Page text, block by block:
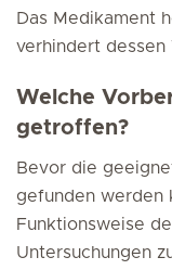
Das Medikament
verhindert dessen
Welche
getroffen?
Bevor die
gefunden werden
Funktionsweise
Untersuchungen